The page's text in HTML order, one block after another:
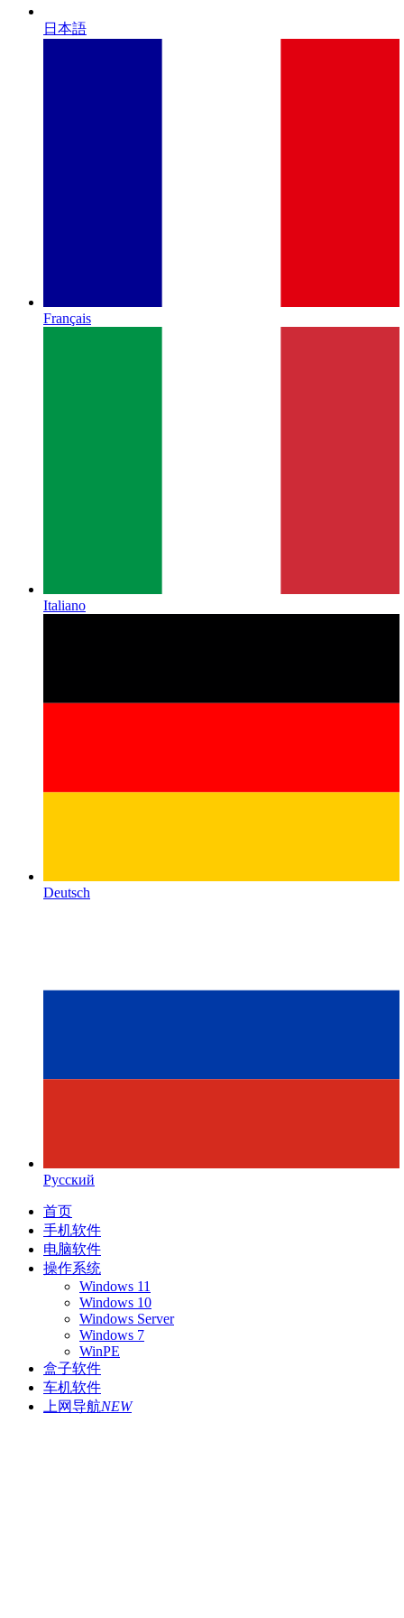
日本語
Français
Italiano
Deutsch
Русский
首页
手机软件
电脑软件
操作系统
Windows 11
Windows 10
Windows Server
Windows 7
WinPE
盒子软件
车机软件
上网导航NEW